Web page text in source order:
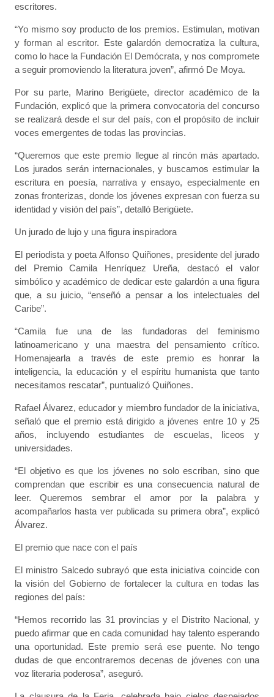
escritores.
“Yo mismo soy producto de los premios. Estimulan, motivan
y forman al escritor. Este galardón democratiza la cultura,
como lo hace la Fundación El Demócrata, y nos compromete
a seguir promoviendo la literatura joven”, afirmó De Moya.
Por su parte, Marino Berigüete, director académico de la
Fundación, explicó que la primera convocatoria del concurso
se realizará desde el sur del país, con el propósito de incluir
voces emergentes de todas las provincias.
“Queremos que este premio llegue al rincón más apartado.
Los jurados serán internacionales, y buscamos estimular la
escritura en poesía, narrativa y ensayo, especialmente en
zonas fronterizas, donde los jóvenes expresan con fuerza su
identidad y visión del país”, detalló Berigüete.
Un jurado de lujo y una figura inspiradora
El periodista y poeta Alfonso Quiñones, presidente del jurado
del Premio Camila Henríquez Ureña, destacó el valor
simbólico y académico de dedicar este galardón a una figura
que, a su juicio, “enseñó a pensar a los intelectuales del
Caribe”.
“Camila fue una de las fundadoras del feminismo
latinoamericano y una maestra del pensamiento crítico.
Homenajearla a través de este premio es honrar la
inteligencia, la educación y el espíritu humanista que tanto
necesitamos rescatar”, puntualizó Quiñones.
Rafael Álvarez, educador y miembro fundador de la iniciativa,
señaló que el premio está dirigido a jóvenes entre 10 y 25
años, incluyendo estudiantes de escuelas, liceos y
universidades.
“El objetivo es que los jóvenes no solo escriban, sino que
comprendan que escribir es una consecuencia natural de
leer. Queremos sembrar el amor por la palabra y
acompañarlos hasta ver publicada su primera obra”, explicó
Álvarez.
El premio que nace con el país
El ministro Salcedo subrayó que esta iniciativa coincide con
la visión del Gobierno de fortalecer la cultura en todas las
regiones del país:
“Hemos recorrido las 31 provincias y el Distrito Nacional, y
puedo afirmar que en cada comunidad hay talento esperando
una oportunidad. Este premio será ese puente. No tengo
dudas de que encontraremos decenas de jóvenes con una
voz literaria poderosa”, aseguró.